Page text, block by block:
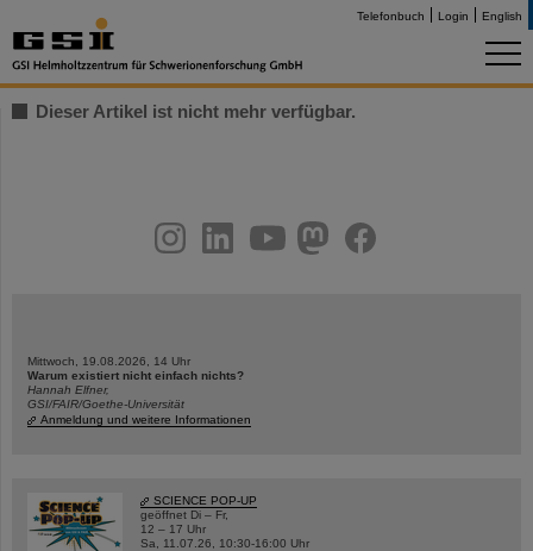
Telefonbuch Login English
Dieser Artikel ist nicht mehr verfügbar.
youtubehelmholtz.socialfacebook
Mittwoch, 19.08.2026, 14 Uhr
Warum existiert nicht einfach nichts?
Hannah Elfner,
GSI/FAIR/Goethe-Universität
Anmeldung und weitere Informationen
SCIENCE POP-UP
geöffnet Di – Fr,
12 – 17 Uhr
Sa, 11.07.26, 10:30-16:00 Uhr